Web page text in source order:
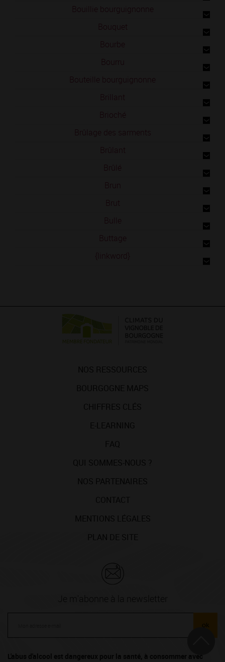
Bouillie bourguignonne
Bouquet
Bourbe
Bourru
Bouteille bourguignonne
Brillant
Brioché
Brûlage des sarments
Brûlant
Brûlé
Brun
Brut
Bulle
Buttage
{linkword}
ok